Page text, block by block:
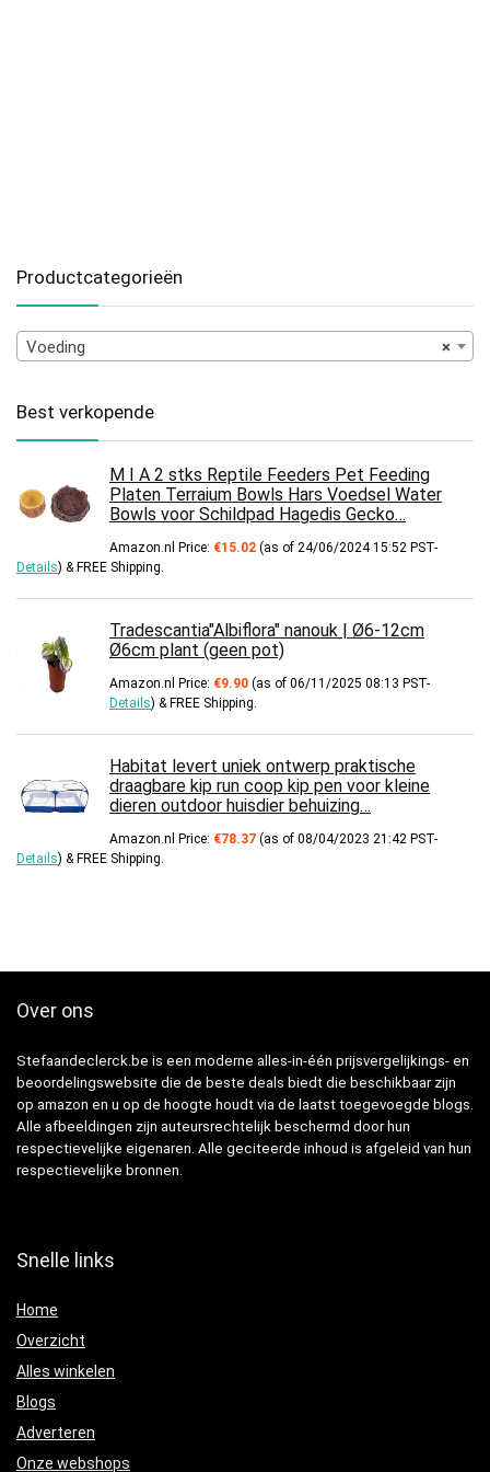
Productcategorieën
×
Voeding
Best verkopende
M I A 2 stks Reptile Feeders Pet Feeding
Platen Terraium Bowls Hars Voedsel Water
Bowls voor Schildpad Hagedis Gecko…
Amazon.nl Price: €15.02 (as of 24/06/2024 15:52 PST-
Details) & FREE Shipping
Tradescantia"Albiflora" nanouk | Ø6-12cm
Ø6cm plant (geen pot)
Amazon.nl Price: €9.90 (as of 06/11/2025 08:13 PST-
Details) & FREE Shipping
Habitat levert uniek ontwerp praktische
draagbare kip run coop kip pen voor kleine
dieren outdoor huisdier behuizing…
Amazon.nl Price: €78.37 (as of 08/04/2023 21:42 PST-
Details) & FREE Shipping
Over ons
Stefaandeclerck.be is een moderne alles-in-één prijsvergelijkings- en
beoordelingswebsite die de beste deals biedt die beschikbaar zijn
op amazon en u op de hoogte houdt via de laatst toegevoegde blogs.
Alle afbeeldingen zijn auteursrechtelijk beschermd door hun
respectievelijke eigenaren. Alle geciteerde inhoud is afgeleid van hun
respectievelijke bronnen.
Snelle links
Home
Overzicht
Alles winkelen
Blogs
Adverteren
Onze webshops